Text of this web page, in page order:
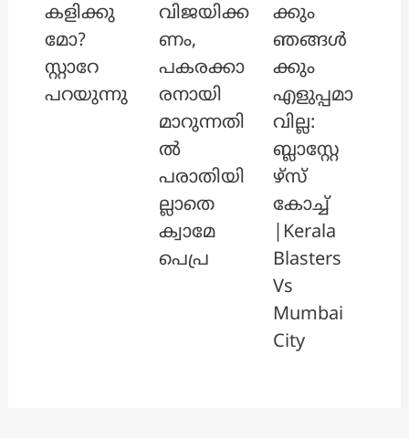
കളിക്കു
മോ?
സ്റ്റാറേ
പറയുന്നു
വിജയിക്ക
ണം,
പകരക്കാ
രനായി
മാറുന്നതി
ൽ
പരാതിയി
ല്ലാതെ
ക്വാമേ
പെപ്ര
ക്കും
ഞങ്ങൾ
ക്കും
എളുപ്പമാ
വില്ല:
ബ്ലാസ്റ്റേ
ഴ്സ്
കോച്ച്
|Kerala
Blasters
Vs
Mumbai
City